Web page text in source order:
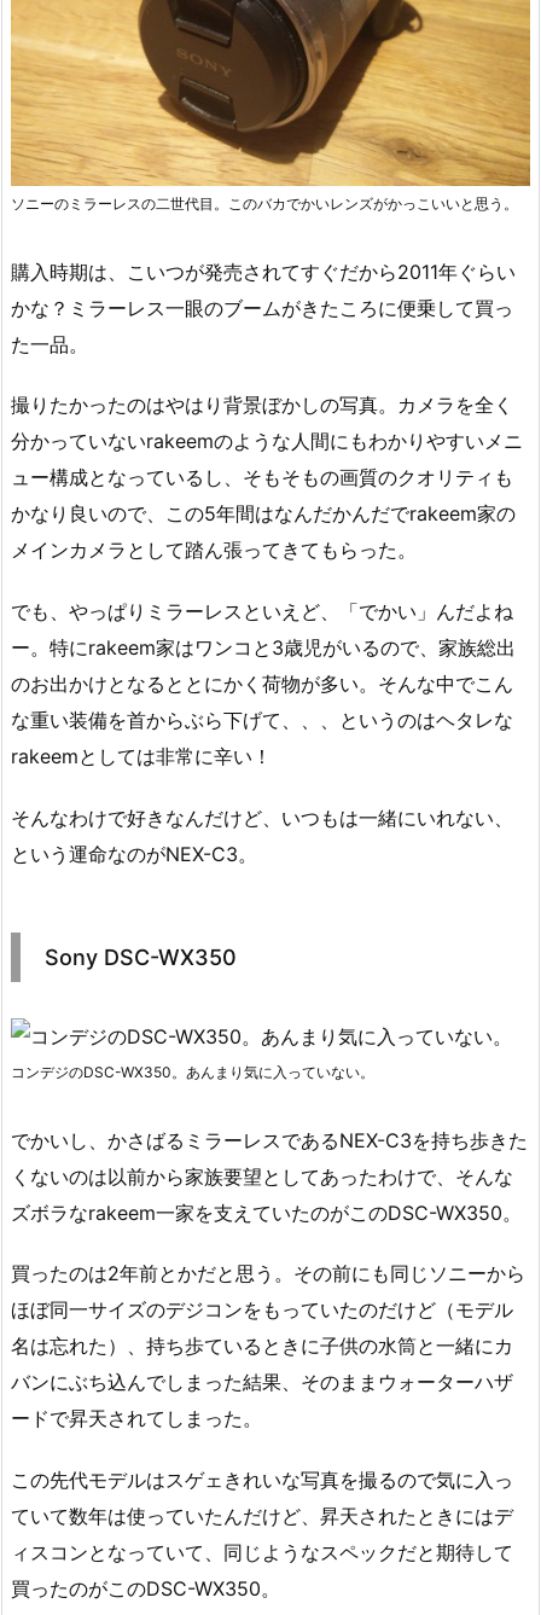
ソニーのミラーレスの二世代目。このバカでかいレンズがかっこいいと思う。
購入時期は、こいつが発売されてすぐだから2011年ぐらい
かな？ミラーレス一眼のブームがきたころに便乗して買っ
た一品。
撮りたかったのはやはり背景ぼかしの写真。カメラを全く
分かっていないrakeemのような人間にもわかりやすいメニ
ュー構成となっているし、そもそもの画質のクオリティも
かなり良いので、この5年間はなんだかんだでrakeem家の
メインカメラとして踏ん張ってきてもらった。
でも、やっぱりミラーレスといえど、「でかい」んだよね
ー。特にrakeem家はワンコと3歳児がいるので、家族総出
のお出かけとなるととにかく荷物が多い。そんな中でこん
な重い装備を首からぶら下げて、、、というのはヘタレな
rakeemとしては非常に辛い！
そんなわけで好きなんだけど、いつもは一緒にいれない、
という運命なのがNEX-C3。
Sony DSC-WX350
コンデジのDSC-WX350。あんまり気に入っていない。
でかいし、かさばるミラーレスであるNEX-C3を持ち歩きた
くないのは以前から家族要望としてあったわけで、そんな
ズボラなrakeem一家を支えていたのがこのDSC-WX350。
買ったのは2年前とかだと思う。その前にも同じソニーから
ほぼ同一サイズのデジコンをもっていたのだけど（モデル
名は忘れた）、持ち歩ているときに子供の水筒と一緒にカ
バンにぶち込んでしまった結果、そのままウォーターハザ
ードで昇天されてしまった。
この先代モデルはスゲェきれいな写真を撮るので気に入っ
ていて数年は使っていたんだけど、昇天されたときにはデ
ィスコンとなっていて、同じようなスペックだと期待して
買ったのがこのDSC-WX350。